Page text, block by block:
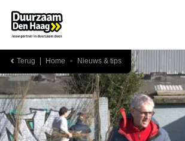
Terug Home Nieuws & tips